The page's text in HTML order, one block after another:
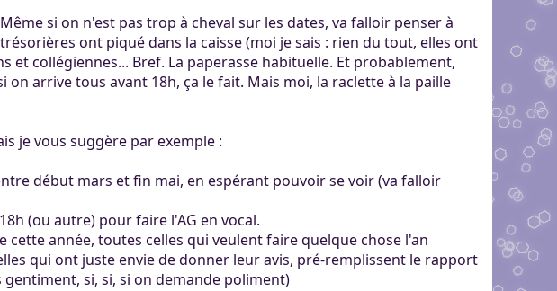
si on n'est pas trop à cheval sur les dates, va falloir penser à
ont piqué dans la caisse (moi je sais : rien du tout, elles ont
collégiennes... Bref. La paperasse habituelle. Et probablement,
on arrive tous avant 18h, ça le fait. Mais moi, la raclette à la paille
je vous suggère par exemple :
début mars et fin mai, en espérant pouvoir se voir (va falloir
(ou autre) pour faire l'AG en vocal.
année, toutes celles qui veulent faire quelque chose l'an
qui ont juste envie de donner leur avis, pré-remplissent le rapport
si, si, si on demande poliment)